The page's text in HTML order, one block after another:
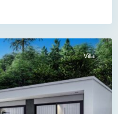
Villa